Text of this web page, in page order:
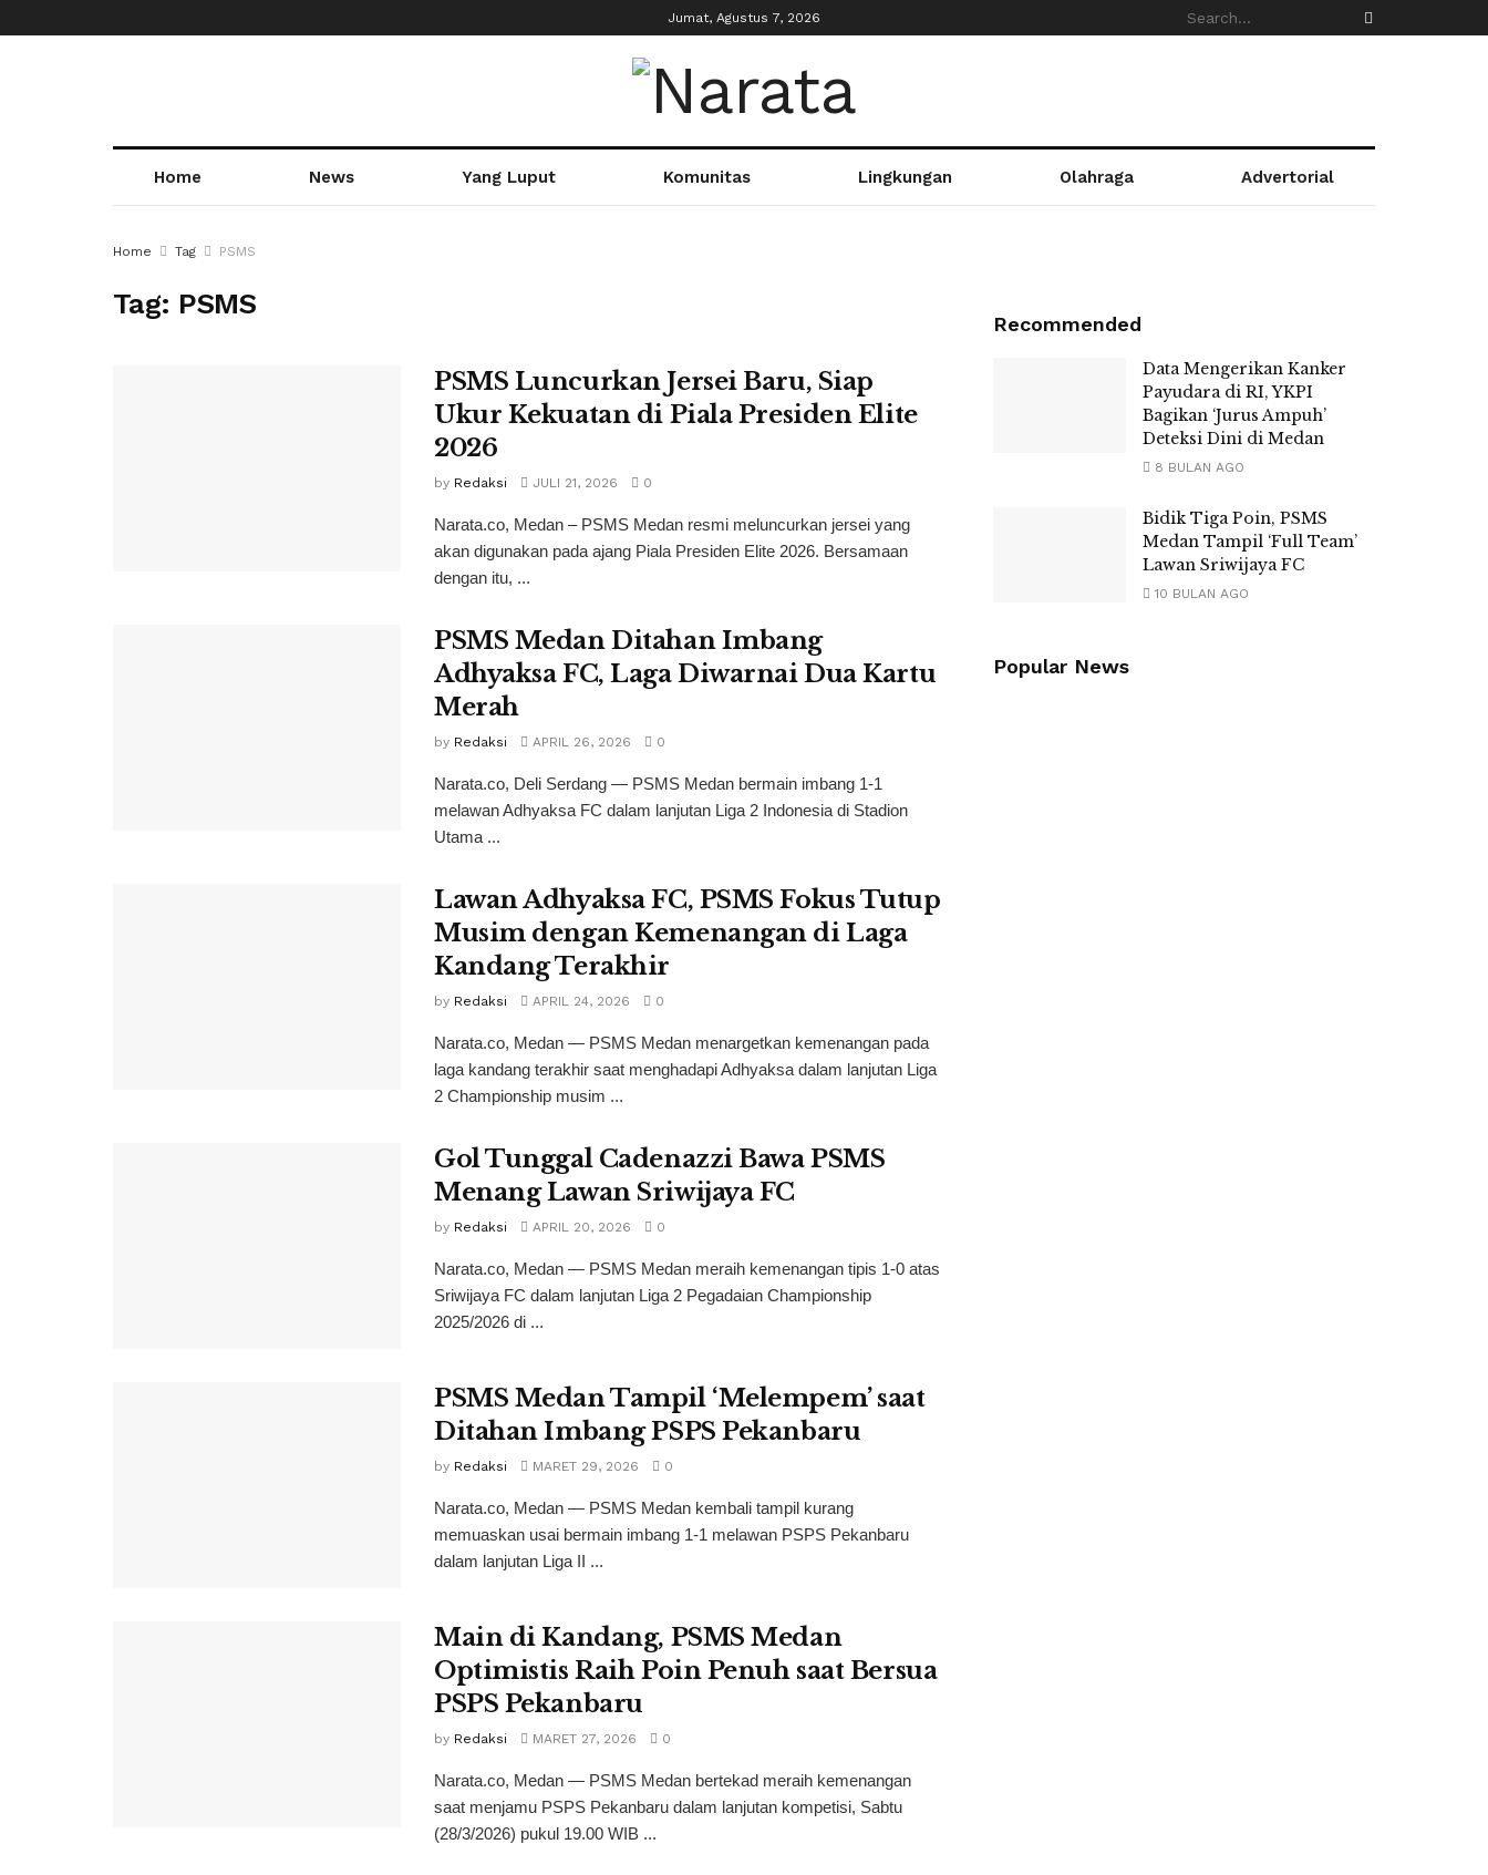
Jumat, Agustus 7, 2026
Home News Yang Luput Komunitas Lingkungan Olahraga Advertorial
Home Tag PSMS
Tag: PSMS
PSMS Luncurkan Jersei Baru, Siap
Ukur Kekuatan di Piala Presiden Elite
2026
by Redaksi JULI 21, 2026 0
Narata.co, Medan – PSMS Medan resmi meluncurkan jersei yang
akan digunakan pada ajang Piala Presiden Elite 2026. Bersamaan
dengan itu, ...
PSMS Medan Ditahan Imbang
Adhyaksa FC, Laga Diwarnai Dua Kartu
Merah
by Redaksi APRIL 26, 2026 0
Narata.co, Deli Serdang — PSMS Medan bermain imbang 1-1
melawan Adhyaksa FC dalam lanjutan Liga 2 Indonesia di Stadion
Utama ...
Lawan Adhyaksa FC, PSMS Fokus Tutup
Musim dengan Kemenangan di Laga
Kandang Terakhir
by Redaksi APRIL 24, 2026 0
Narata.co, Medan — PSMS Medan menargetkan kemenangan pada
laga kandang terakhir saat menghadapi Adhyaksa dalam lanjutan Liga
2 Championship musim ...
Gol Tunggal Cadenazzi Bawa PSMS
Menang Lawan Sriwijaya FC
by Redaksi APRIL 20, 2026 0
Narata.co, Medan — PSMS Medan meraih kemenangan tipis 1-0 atas
Sriwijaya FC dalam lanjutan Liga 2 Pegadaian Championship
2025/2026 di ...
PSMS Medan Tampil ‘Melempem’ saat
Ditahan Imbang PSPS Pekanbaru
by Redaksi MARET 29, 2026 0
Narata.co, Medan — PSMS Medan kembali tampil kurang
memuaskan usai bermain imbang 1-1 melawan PSPS Pekanbaru
dalam lanjutan Liga II ...
Main di Kandang, PSMS Medan
Optimistis Raih Poin Penuh saat Bersua
PSPS Pekanbaru
by Redaksi MARET 27, 2026 0
Narata.co, Medan — PSMS Medan bertekad meraih kemenangan
saat menjamu PSPS Pekanbaru dalam lanjutan kompetisi, Sabtu
(28/3/2026) pukul 19.00 WIB ...
Recommended
Data Mengerikan Kanker
Payudara di RI, YKPI
Bagikan ‘Jurus Ampuh’
Deteksi Dini di Medan
8 BULAN AGO
Bidik Tiga Poin, PSMS
Medan Tampil ‘Full Team’
Lawan Sriwijaya FC
10 BULAN AGO
Popular News